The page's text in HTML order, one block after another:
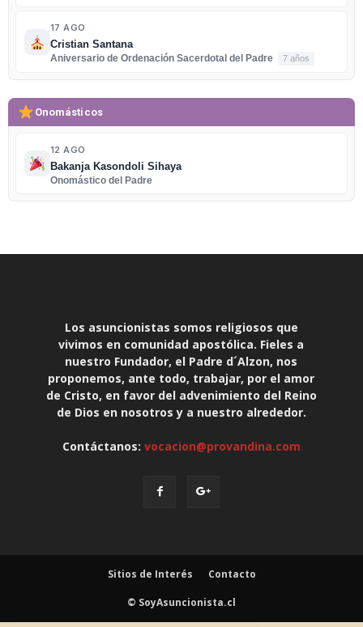
17 AGO
Cristian Santana
Aniversario de Ordenación Sacerdotal del Padre
7 años
Onomásticos
12 AGO
Bakanja Kasondoli Sihaya
Onomástico del Padre
Los asuncionistas somos religiosos que
vivimos en comunidad apostólica. Fieles a
nuestro Fundador, el Padre d´Alzon, nos
proponemos, ante todo, trabajar, por el amor
de Cristo, en favor del advenimiento del Reino
de Dios en nosotros y a nuestro alrededor.
Contáctanos: vocacion@provandina.com
Sitios de Interés Contacto
© SoyAsuncionista.cl